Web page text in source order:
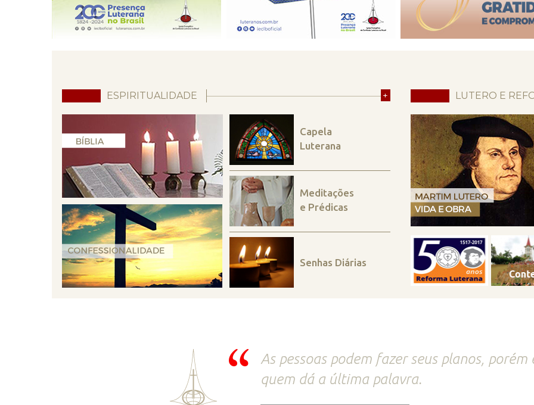
ESPIRITUALIDADE +
Capela
Luterana
Meditações
e Prédicas
Senhas Diárias
LUTERO E
As pessoas podem fazer seus planos, porém
quem dá a última palavra.